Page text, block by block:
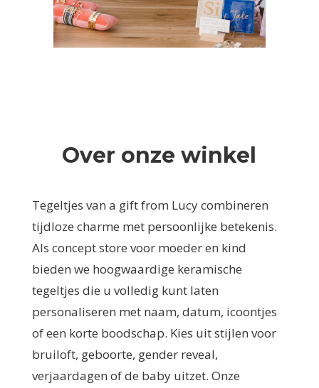
Over onze winkel
Tegeltjes van a gift from Lucy combineren
tijdloze charme met persoonlijke betekenis.
Als concept store voor moeder en kind
bieden we hoogwaardige keramische
tegeltjes die u volledig kunt laten
personaliseren met naam, datum, icoontjes
of een korte boodschap. Kies uit stijlen voor
bruiloft, geboorte, gender reveal,
verjaardagen of de baby uitzet. Onze